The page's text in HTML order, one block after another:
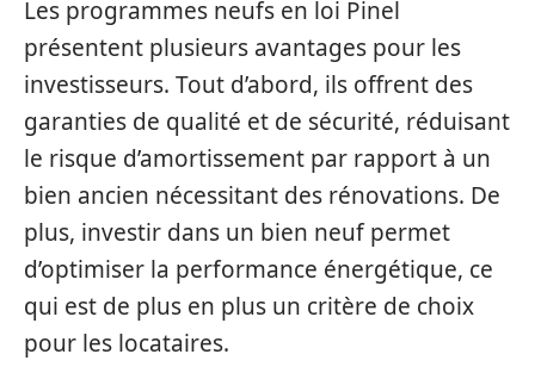
Les programmes neufs en loi Pinel
présentent plusieurs avantages pour les
investisseurs. Tout d’abord, ils offrent des
garanties de qualité et de sécurité, réduisant
le risque d’amortissement par rapport à un
bien ancien nécessitant des rénovations. De
plus, investir dans un bien neuf permet
d’optimiser la performance énergétique, ce
qui est de plus en plus un critère de choix
pour les locataires.